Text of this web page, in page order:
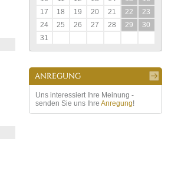
17
18 19 20 21 22
23
24
25 26 27 28 29
30
31
Uns interessiert Ihre Meinung -
senden Sie uns Ihre Anregung!